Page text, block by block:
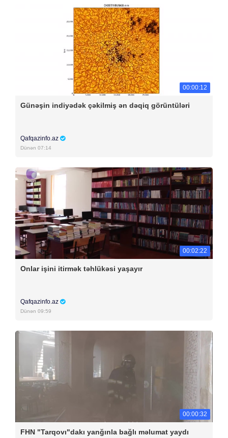
00:00:12
Günəşin indiyədək çəkilmiş ən dəqiq görüntüləri
Qafqazinfo.az
Dünən 07:14
00:02:22
Onlar işini itirmək təhlükəsi yaşayır
Qafqazinfo.az
Dünən 09:59
00:00:32
FHN "Tarqovı"dakı yanğınla bağlı məlumat yaydı